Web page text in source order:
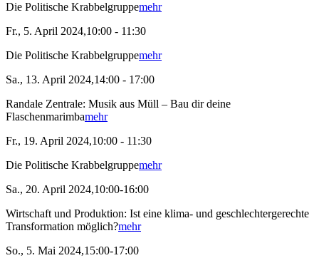
Die Politische Krabbelgruppemehr
Fr., 5. April 2024,10:00 - 11:30
Die Politische Krabbelgruppemehr
Sa., 13. April 2024,14:00 - 17:00
Randale Zentrale: Musik aus Müll – Bau dir deine
Flaschenmarimbamehr
Fr., 19. April 2024,10:00 - 11:30
Die Politische Krabbelgruppemehr
Sa., 20. April 2024,10:00-16:00
Wirtschaft und Produktion: Ist eine klima- und geschlechtergerechte
Transformation möglich?mehr
So., 5. Mai 2024,15:00-17:00